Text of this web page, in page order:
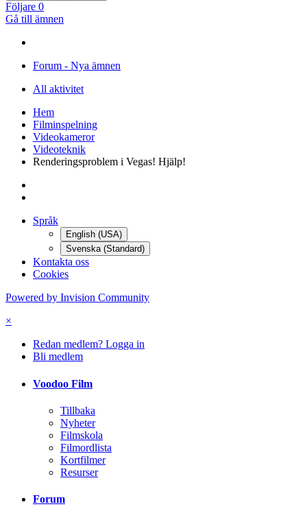
Följare 0
Gå till ämnen
Forum - Nya ämnen
All aktivitet
Hem
Filminspelning
Videokameror
Videoteknik
Renderingsproblem i Vegas! Hjälp!
Språk
English (USA)
Svenska (Standard)
Kontakta oss
Cookies
Powered by Invision Community
×
Redan medlem? Logga in
Bli medlem
Voodoo Film
Tillbaka
Nyheter
Filmskola
Filmordlista
Kortfilmer
Resurser
Forum